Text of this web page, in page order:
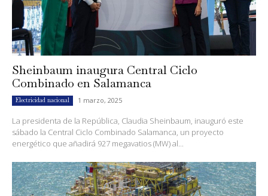
Sheinbaum inaugura Central Ciclo
Combinado en Salamanca
Electricidad nacional 1 marzo, 2025
La presidenta de la República, Claudia Sheinbaum, inauguró este
sábado la Central Ciclo Combinado Salamanca, un proyecto
energético que añadirá 927 megavatios (MW) al...